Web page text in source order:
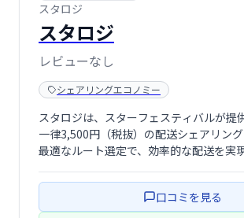
スタロジ
スタロジ
レビューなし
シェアリングエコノミー
スタロジは、スターフェスティバルが提
一律3,500円（税抜）の配送シェアリング
最適なルート選定で、効率的な配送を実
スト削減に貢献します。
口コミを見る